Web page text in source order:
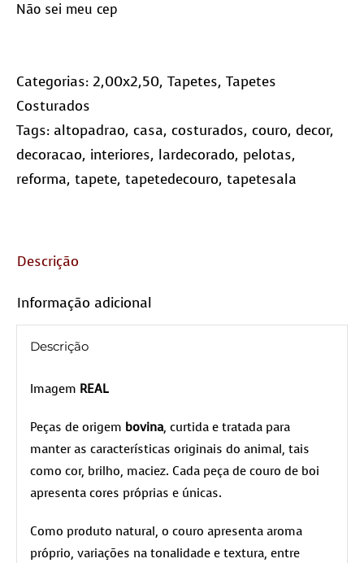
(10x10)
Não sei meu cep
Categorias: 2,00x2,50, Tapetes, Tapetes
Costurados
Tags: altopadrao, casa, costurados, couro, decor,
decoracao, interiores, lardecorado, pelotas,
reforma, tapete, tapetedecouro, tapetesala
Descrição
Informação adicional
Descrição
Imagem REAL
Peças de origem bovina, curtida e tratada para
manter as características originais do animal, tais
como cor, brilho, maciez. Cada peça de couro de boi
apresenta cores próprias e únicas.
Como produto natural, o couro apresenta aroma
próprio, variações na tonalidade e textura, entre